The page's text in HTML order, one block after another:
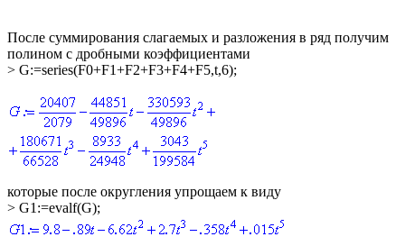
После суммирования слагаемых и разложения в ряд получим
полином с дробными коэффициентами
> G:=series(F0+F1+F2+F3+F4+F5,t,6);
которые после округления упрощаем к виду
> G1:=evalf(G);